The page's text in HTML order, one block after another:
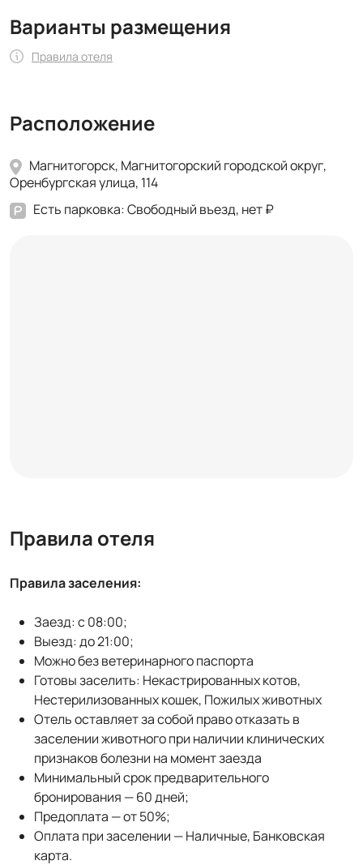
Варианты размещения
Правила отеля
Расположение
Магнитогорск, Магнитогорский городской округ,
Оренбургская улица, 114
Есть парковка: Свободный въезд, нет ₽
Правила отеля
Правила заселения:
Заезд: с 08:00;
Выезд: до 21:00;
Можно без ветеринарного паспорта
Готовы заселить: Некастрированных котов,
Нестерилизованных кошек, Пожилых животных
Отель оставляет за собой право отказать в
заселении животного при наличии клинических
признаков болезни на момент заезда
Минимальный срок предварительного
бронирования — 60 дней;
Предоплата — от 50%;
Оплата при заселении — Наличные, Банковская
карта.